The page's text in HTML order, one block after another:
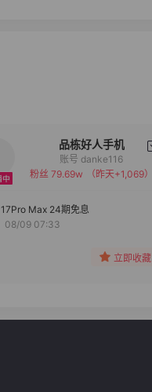
品栋好人手机
备注
分组
账号 danke116
粉丝 79.69w
（昨天+1,069）
17Pro Max 24期免息
08/09 07:33
立即收藏